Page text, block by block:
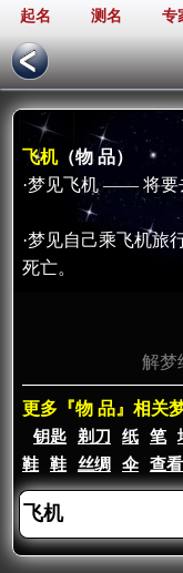
起名 测名 专
飞机（物 品）
·梦见飞机 —— 将要
·梦见自己乘飞机
死亡。
解梦
更多『物 品』相关
钥匙
剃刀 纸 笔
鞋
鞋 丝绸 伞 查